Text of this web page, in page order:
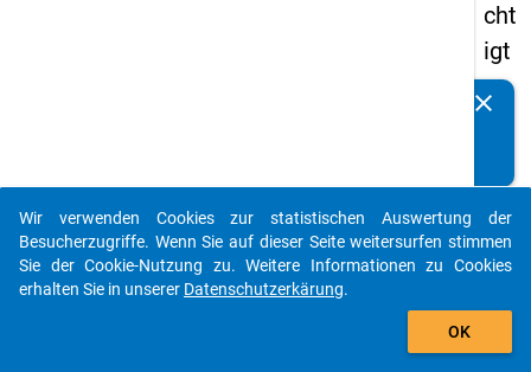
cht
igt
en
s
20
12
clear
auto_stories
add_shopping_cart
Wir verwenden Cookies zur statistischen Auswertung der
Besucherzugriffe. Wenn Sie auf dieser Seite weitersurfen stimmen
Sie der Cookie-Nutzung zu. Weitere Informationen zu Cookies
erhalten Sie in unserer Datenschutzerkärung.
OK